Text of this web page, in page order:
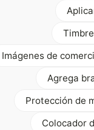
Imágenes de
Agrega
Protección de
Colocador